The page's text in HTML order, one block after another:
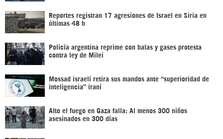
Reportes registran 17 agresiones de Israel en Siria en
últimas 48 h
Policía argentina reprime con balas y gases protesta
contra ley de Milei
Mossad israelí retira sus mandos ante “superioridad de
inteligencia” iraní
Alto el fuego en Gaza falla: Al menos 300 niños
asesinados en 300 días